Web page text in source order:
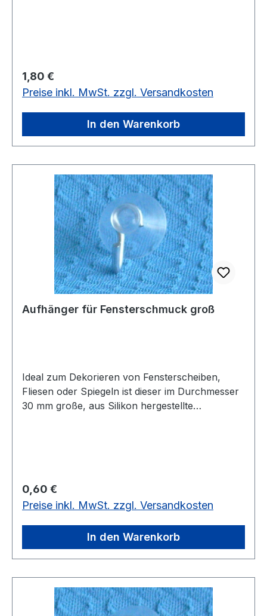
dekorieren.
Regulärer Preis:
1,80 €
Preise inkl. MwSt. zzgl. Versandkosten
In den Warenkorb
Aufhänger für Fensterschmuck groß
Ideal zum Dekorieren von Fensterscheiben,
Fliesen oder Spiegeln ist dieser im Durchmesser
30 mm große, aus Silikon hergestellte
Regulärer Preis:
0,60 €
Preise inkl. MwSt. zzgl. Versandkosten
In den Warenkorb